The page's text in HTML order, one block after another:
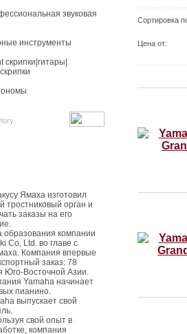
звуковая
инструменты
скрипки|гитары|
Ямаха изготовил
тростниковый орган и
заказы на его
образования компании
Co, Ltd. во главе с
Компания впервые
заказ: 78
Юго-Восточной Азии.
Yamaha начинает
пианино.
выпускает свой
свой опыт в
компания
Сортировка
Цена от: